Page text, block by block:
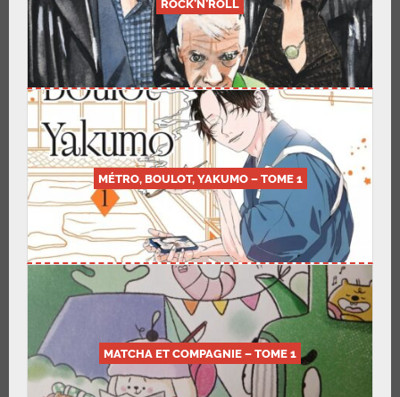
ROCK’N’ROLL
MÉTRO, BOULOT, YAKUMO – TOME 1
MATCHA ET COMPAGNIE – TOME 1